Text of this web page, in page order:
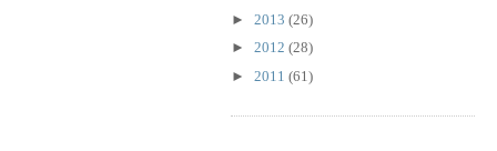
► 2013 (26)
► 2012 (28)
► 2011 (61)